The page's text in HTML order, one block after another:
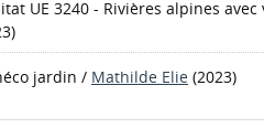
UE 3240 - Rivières alpines
jardin / Mathilde Elie (2023)